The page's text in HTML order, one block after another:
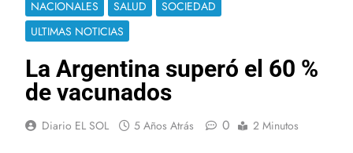
NACIONALES SALUD
SOCIEDAD
ULTIMAS NOTICIAS
La Argentina superó el 60 %
de vacunados
Diario EL SOL 5 Años Atrás 0 2 Minutos